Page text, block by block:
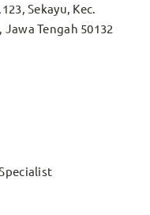
Sekayu, Kec.
Tengah 50132